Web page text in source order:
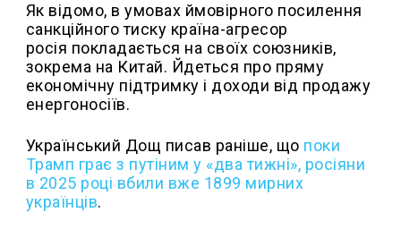
Як відомо, в умовах ймовірного посилення
санкційного тиску країна-агресор
росія покладається на своїх союзників,
зокрема на Китай. Йдеться про пряму
економічну підтримку і доходи від продажу
енергоносіїв.
Український Дощ писав раніше, що поки
Трамп грає з путіним у «два тижні», росіяни
в 2025 році вбили вже 1899 мирних
українців.